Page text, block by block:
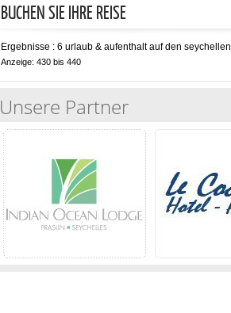
BUCHEN SIE IHRE REISE
Ergebnisse : 6 urlaub & aufenthalt auf den seychellen
Anzeige: 430 bis 440
Unsere Partner